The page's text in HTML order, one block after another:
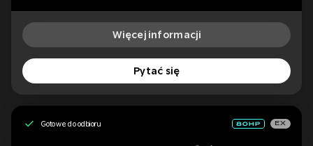
Więcej informacji
Pytać się
Gotowe do odbioru EX